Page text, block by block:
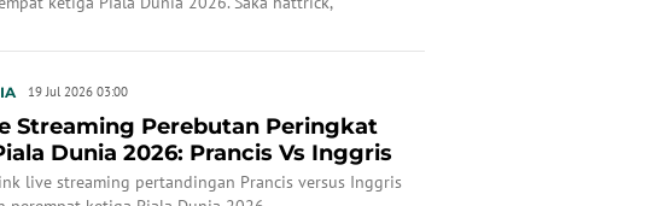
19 Jul 2026 03:00
Streaming Perebutan Peringkat
Dunia 2026: Prancis Vs Inggris
live streaming pertandingan Prancis versus Inggris